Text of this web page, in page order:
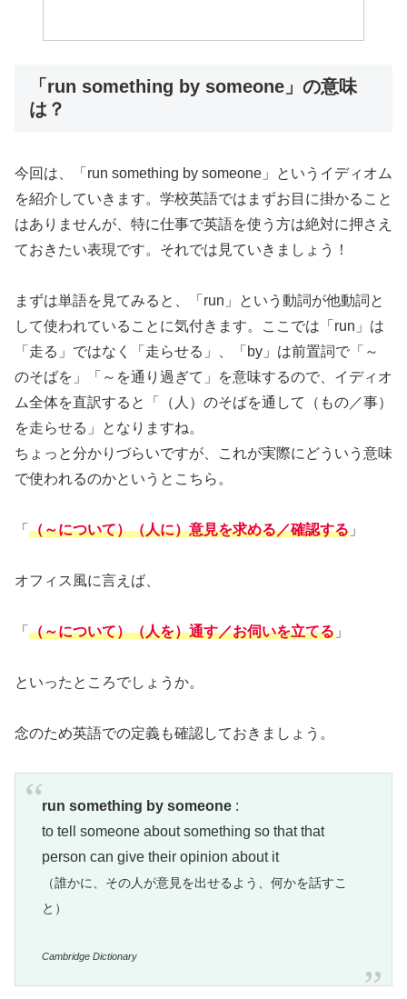
「run something by someone」の意味
は？
今回は、「run something by someone」というイディオム
を紹介していきます。学校英語ではまずお目に掛かること
はありませんが、特に仕事で英語を使う方は絶対に押さえ
ておきたい表現です。それでは見ていきましょう！
まずは単語を見てみると、「run」という動詞が他動詞と
して使われていることに気付きます。ここでは「run」は
「走る」ではなく「走らせる」、「by」は前置詞で「～
のそばを」「～を通り過ぎて」を意味するので、イディオ
ム全体を直訳すると「（人）のそばを通して（もの／事）
を走らせる」となりますね。
ちょっと分かりづらいですが、これが実際にどういう意味
で使われるのかというとこちら。
「 （～について）（人に）意見を求める／確認する 」
オフィス風に言えば、
「 （～について）（人を）通す／お伺いを立てる 」
といったところでしょうか。
念のため英語での定義も確認しておきましょう。
run something by someone:
to tell someone about something so that that
person can give their opinion about it
（誰かに、その人が意見を出せるよう、何かを話すこ
と）
Cambridge Dictionary